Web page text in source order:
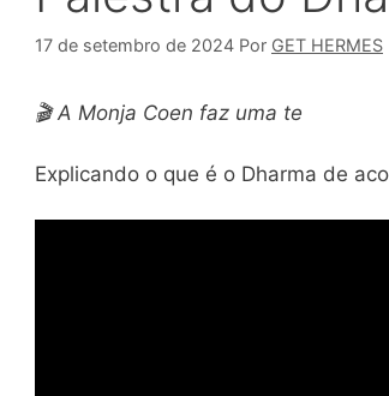
17 de setembro de 2024 Por GET HERMES
🎬 A Monja Coen faz uma te
Explicando o que é o Dharma de